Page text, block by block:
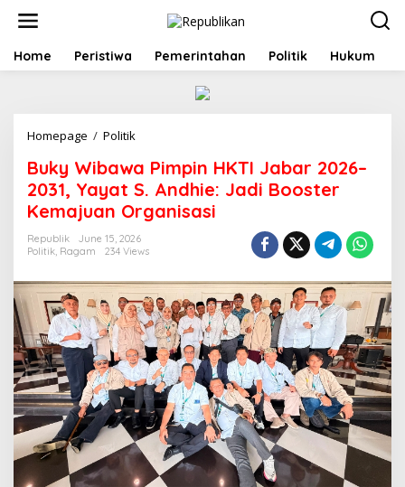
t
Home Peristiwa Pemerintahan Politik Hukum
Homepage / Politik
k
y
W
i
b
a
a
P
i
m
p
i
n
H
K
T
I
a
Buky Wibawa Pimpin HKTI Jabar 2026–
2031, Yayat S. Andhie: Jadi Booster
Kemajuan Organisasi
Republik
June 15, 2026
Politik, Ragam 234 Views